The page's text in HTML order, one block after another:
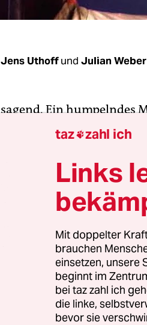
Jens Uthoffund Julian Weber
Ein humpelndes
wird von
Jeans abgeschnitten,
werden. Am Oberarm
14, mit den
mit denen die Sängerin
Grande, US-
das war mal der
Kreischende
aus
auch der
taz zahl ich
Links
Mit doppelter
brauchen
einsetzen, unsere
beginnt im
bei taz zahl ich
die linke,
bevor sie